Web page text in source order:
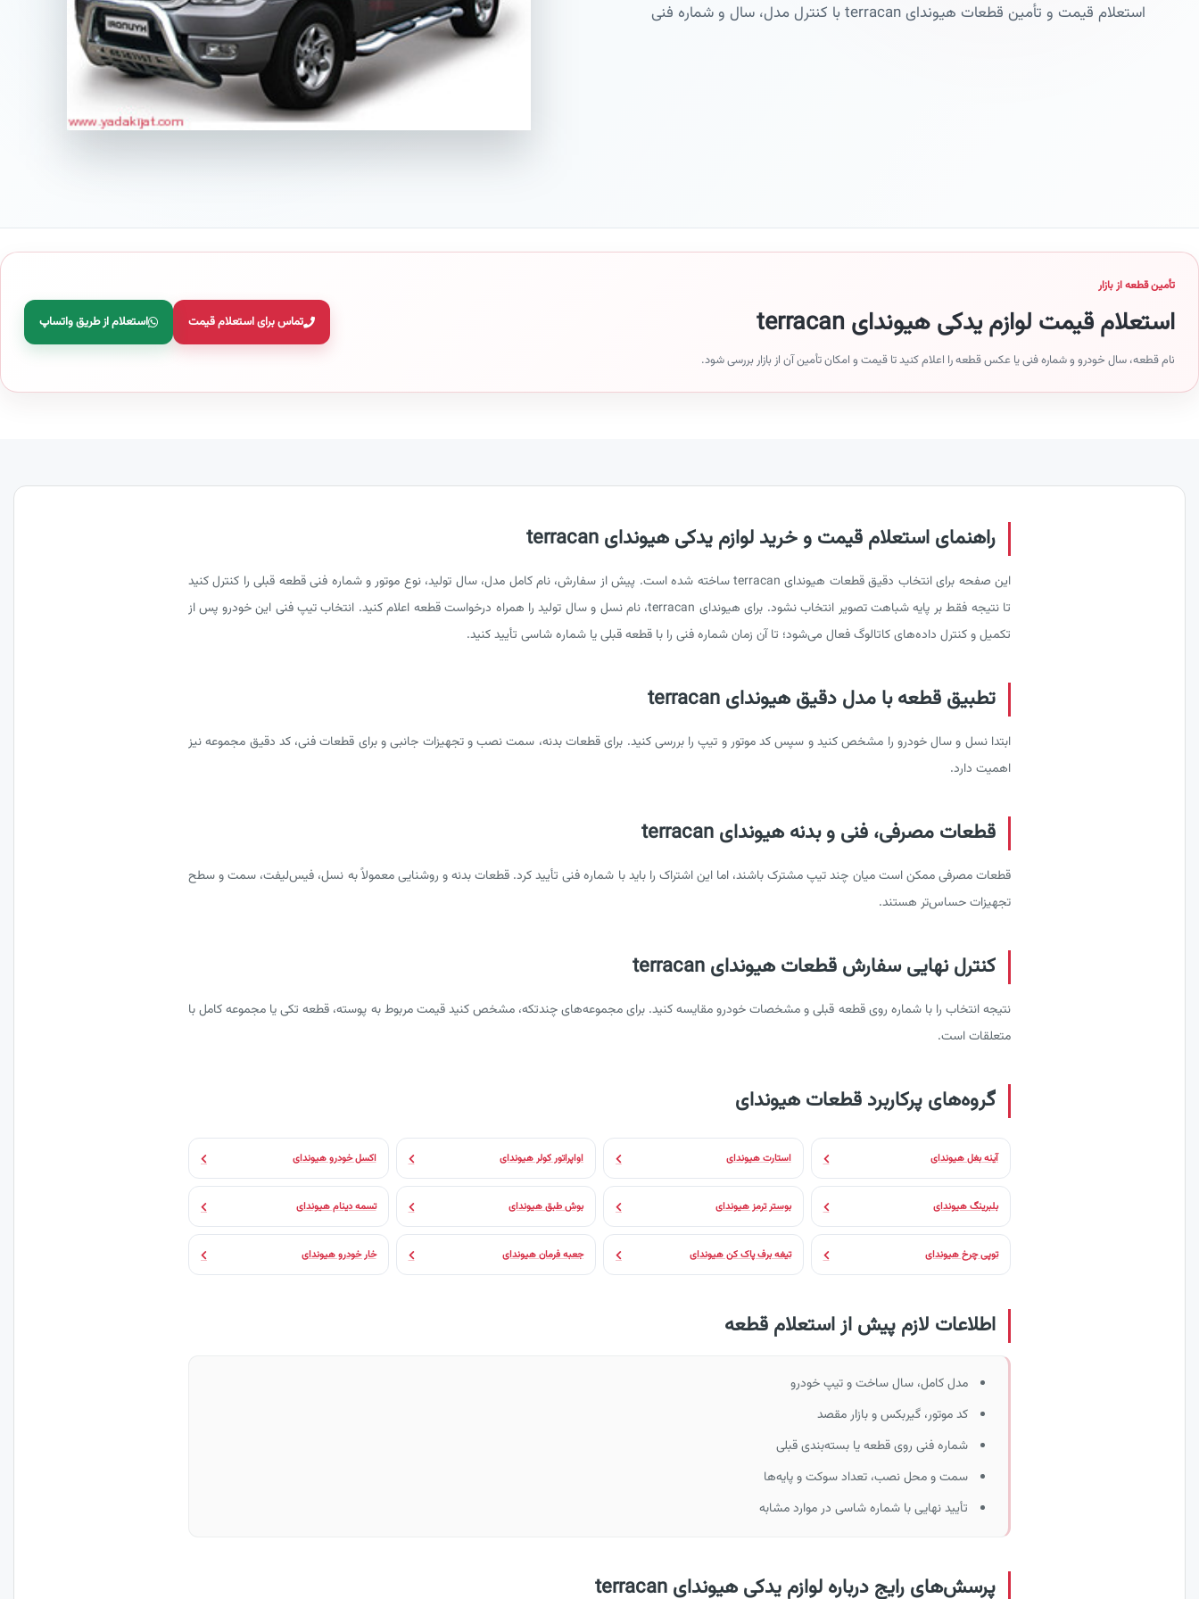
استعلام قیمت و تأمین قطعات هیوندای terracan با کنترل مدل، سال و شماره فنی
تأمین قطعه از بازار
استعلام قیمت لوازم یدکی هیوندای terracan
نام قطعه، سال خودرو و شماره فنی یا عکس قطعه را اعلام کنید تا قیمت و امکان تأمین آن از بازار بررسی شود.
تماس برای استعلام قیمت استعلام از طریق واتساپ
راهنمای استعلام قیمت و خرید لوازم یدکی هیوندای terracan
این صفحه برای انتخاب دقیق قطعات هیوندای terracan ساخته شده است. پیش از سفارش، نام کامل مدل، سال تولید، نوع موتور و شماره فنی قطعه قبلی را کنترل کنید
تا نتیجه فقط بر پایه شباهت تصویر انتخاب نشود. برای هیوندای terracan، نام نسل و سال تولید را همراه درخواست قطعه اعلام کنید. انتخاب تیپ فنی این خودرو پس از
تکمیل و کنترل داده‌های کاتالوگ فعال می‌شود؛ تا آن زمان شماره فنی را با قطعه قبلی یا شماره شاسی تأیید کنید.
تطبیق قطعه با مدل دقیق هیوندای terracan
ابتدا نسل و سال خودرو را مشخص کنید و سپس کد موتور و تیپ را بررسی کنید. برای قطعات بدنه، سمت نصب و تجهیزات جانبی و برای قطعات فنی، کد دقیق مجموعه نیز
اهمیت دارد.
قطعات مصرفی، فنی و بدنه هیوندای terracan
قطعات مصرفی ممکن است میان چند تیپ مشترک باشند، اما این اشتراک را باید با شماره فنی تأیید کرد. قطعات بدنه و روشنایی معمولاً به نسل، فیس‌لیفت، سمت و سطح
تجهیزات حساس‌تر هستند.
کنترل نهایی سفارش قطعات هیوندای terracan
نتیجه انتخاب را با شماره روی قطعه قبلی و مشخصات خودرو مقایسه کنید. برای مجموعه‌های چندتکه، مشخص کنید قیمت مربوط به پوسته، قطعه تکی یا مجموعه کامل با
متعلقات است.
گروه‌های پرکاربرد قطعات هیوندای
آینه بغل هیوندای استارت هیوندای اواپراتور کولر هیوندای اکسل خودرو هیوندای
بلبرینگ هیوندای بوستر ترمز هیوندای بوش طبق هیوندای تسمه دینام هیوندای
توپی چرخ هیوندای تیغه برف پاک کن هیوندای جعبه فرمان هیوندای خار خودرو هیوندای
اطلاعات لازم پیش از استعلام قطعه
مدل کامل، سال ساخت و تیپ خودرو
کد موتور، گیربکس و بازار مقصد
شماره فنی روی قطعه یا بسته‌بندی قبلی
سمت و محل نصب، تعداد سوکت و پایه‌ها
تأیید نهایی با شماره شاسی در موارد مشابه
پرسش‌های رایج درباره لوازم یدکی هیوندای terracan